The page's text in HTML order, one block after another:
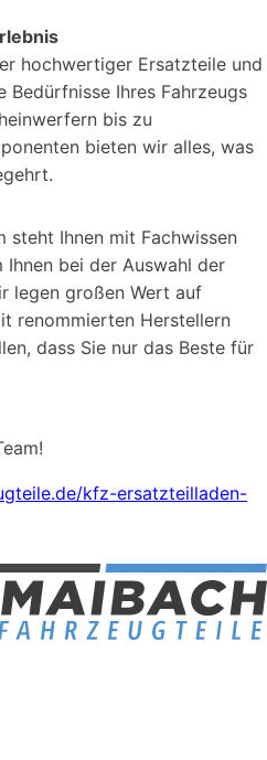
hochwertiger Ersatzteile und
Ihres Fahrzeugs
bis zu
bieten wir alles, was
steht Ihnen mit Fachwissen
bei der Auswahl der
legen großen Wert auf
renommierten Herstellern
dass Sie nur das Beste für
kfz-ersatzteilladen-